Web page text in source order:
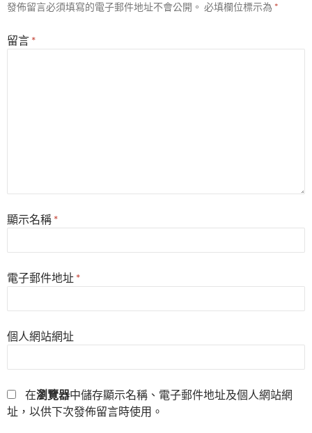
發佈留言必須填寫的電子郵件地址不會公開。 必填欄位標示為 *
留言 *
顯示名稱 *
電子郵件地址 *
個人網站網址
在瀏覽器中儲存顯示名稱、電子郵件地址及個人網站網
址，以供下次發佈留言時使用。